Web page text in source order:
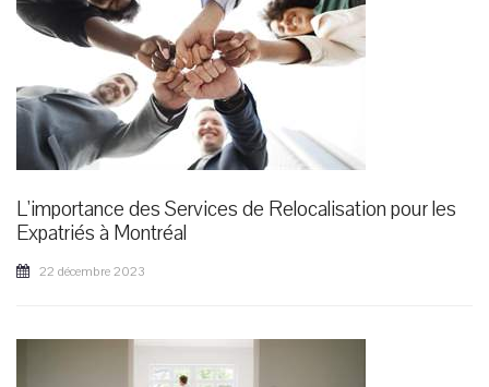
L'importance des Services de Relocalisation pour les
Expatriés à Montréal
22 décembre 2023